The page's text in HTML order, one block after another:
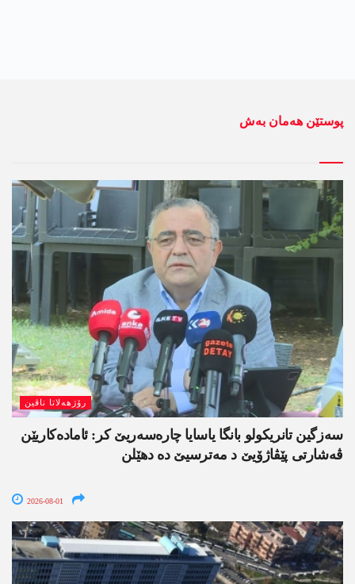
پوستێن ھەمان بەش
رۆژھەلاتا ناڤین
سەزگین تانریکولو بانگا یاسایا چارەسەریێ کر: ئامادەکاریێن
ڤەشارتی پێڤاژۆیێ د مەترسیێ دە دھێلن
2026-08-01